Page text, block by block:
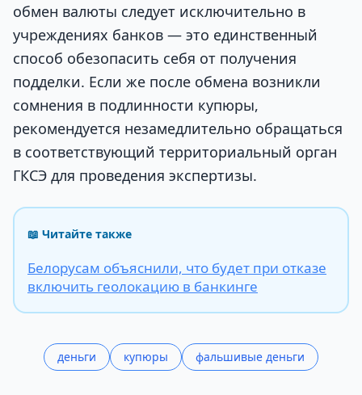
обмен валюты следует исключительно в
учреждениях банков — это единственный
способ обезопасить себя от получения
подделки. Если же после обмена возникли
сомнения в подлинности купюры,
рекомендуется незамедлительно обращаться
в соответствующий территориальный орган
ГКСЭ для проведения экспертизы.
📖 Читайте также
Белорусам объяснили, что будет при отказе
включить геолокацию в банкинге
деньги купюры фальшивые деньги